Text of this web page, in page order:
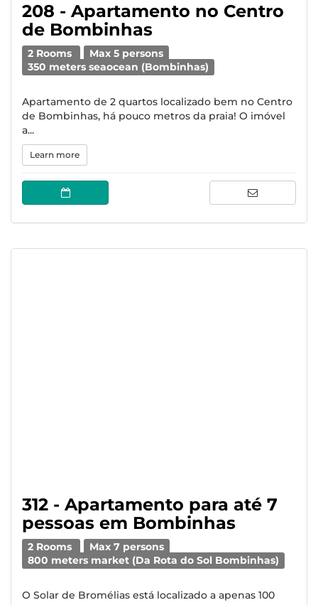
208 - Apartamento no Centro
de Bombinhas
2 Rooms
Max 5 persons
350 meters seaocean (Bombinhas)
Apartamento de 2 quartos localizado bem no Centro
de Bombinhas, há pouco metros da praia! O imóvel
a...
Learn more
312 - Apartamento para até 7
pessoas em Bombinhas
2 Rooms
Max 7 persons
800 meters market (Da Rota do Sol Bombinhas)
O Solar de Bromélias está localizado a apenas 100